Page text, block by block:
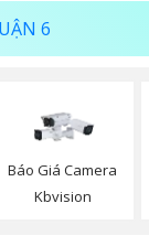
6
Báo Giá Camera
Kbvision